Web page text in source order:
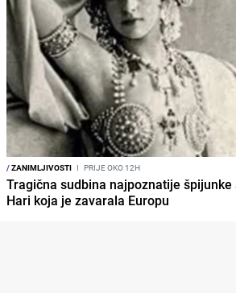
/ZANIMLJIVOSTI I PRIJE OKO 12H
Tragična sudbina najpoznatije
Hari koja je zavarala Europu